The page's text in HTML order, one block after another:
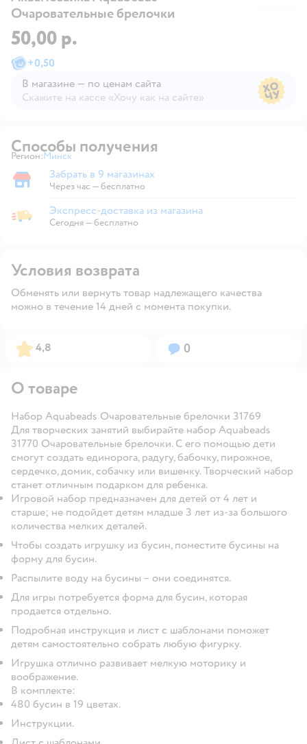
Очаровательные брелочки
50,00 р.
+0,50
В магазине — по ценам сайта
Скажите на кассе «Хочу как на сайте»
Способы получения
Регион: Выбор адреса доставки.
Минск
Забрать в магазине
Забрать в 9 магазинах
Через час — бесплатно
Экспресс-доставка из магазина
Экспресс-доставка из магазина
Сегодня—бесплатно
Условия возврата
Обменять или вернуть товар надлежащего качества
можно в течение 14 дней с момента покупки.
Рейтинг:
4,8 Вопросов:
0
О товаре
Набор Aquabeads Очаровательные брелочки 31769
Для творческих занятий выбирайте набор Aquabeads
31770 Очаровательные брелочки. С его помощью дети
смогут создать единорога, радугу, бабочку, пирожное,
сердечко, домик, собачку или вишенку. Творческий набор
станет отличным подарком для ребенка.
Игровой набор предназначен для детей от 4 лет и
старше; не подойдет детям младше 3 лет из-за большого
количества мелких деталей.
Чтобы создать игрушку из бусин, поместите бусины на
форму для бусин.
Распылите воду на бусины – они соединятся.
Для игры потребуется форма для бусин, которая
продается отдельно.
Подробная инструкция и лист с шаблонами поможет
детям самостоятельно собрать любую фигурку.
Игрушка отлично развивает мелкую моторику и
воображение.
В комплекте:
480 бусин в 19 цветах.
Инструкции.